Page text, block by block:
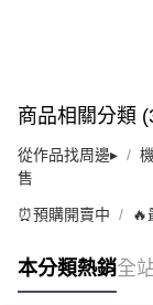
商品相關分類
從作品找周邊▸
售
⏰預購開賣中 🔥
本分類熱銷全